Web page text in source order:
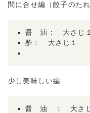
間に合せ編（餃子のた
醤 油： 大さじ１
酢： 大さじ１
少し美味しい編
醤 油 ： 大さ